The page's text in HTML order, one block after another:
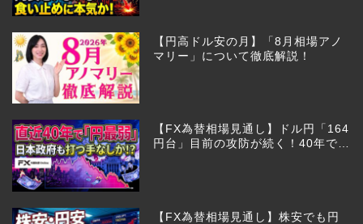
【円高ドル安の月】「8月相場アノ
マリー」について徹底解説！
【FX為替相場見通し】ドル円「164
円台」目前の攻防が続く！40年で円
【FX為替相場見通し】株安でも円